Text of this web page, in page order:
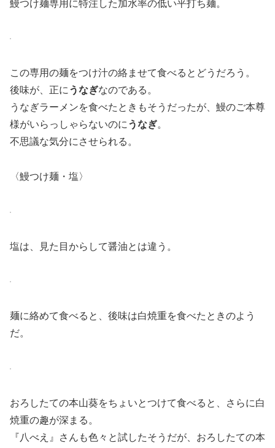
鰻つけ麺専用に特注した加水率の低い平打ち麺。
この専用の麺をつけ汁の絡ませて食べるとどうだろう。
後味が、正に うなぎなのである。
うなぎラーメンを食べたときもそうだったが、鰻のご本尊
様がいらっしゃらないのに うなぎ。
不思議な気分にさせられる。
〈鰻つけ麺・塩〉
塩は、見た目からして醤油とは違う。
麺に絡めて食べると、後味は白焼重を食べたときのよう
だ。
おろしたての本山葵をちょいとつけて食べると、さらに白
焼重の趣が深まる。
『八べえ』さんも色々と試したそうだが、おろしたての本